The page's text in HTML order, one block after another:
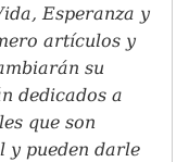
Esperanza y
artículos y
su
dedicados a
que son
y pueden darle